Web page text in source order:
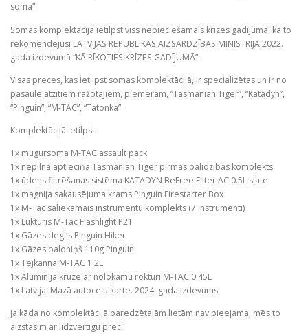
soma”.
Somas komplektācijā ietilpst viss nepieciešamais krīzes gadījumā, kā to
rekomendējusi LATVIJAS REPUBLIKAS AIZSARDZĪBAS MINISTRIJA 2022.
gada izdevumā “KĀ RĪKOTIES KRĪZES GADĪJUMĀ”.
Visas preces, kas ietilpst somas komplektācijā, ir specializētas un ir no
pasaulē atzītiem ražotājiem, piemēram, “Tasmanian Tiger”, “Katadyn”,
“Pinguin”, “M-TAC”, “Tatonka”.
Komplektācijā ietilpst:
1x mugursoma M-TAC assault pack
1x nepilnā aptieciņa Tasmanian Tiger pirmās palīdzības komplekts
1x ūdens filtrēšanas sistēma KATADYN BeFree Filter AC 0.5L slate
1x magnija sakausējuma krams Pinguin Firestarter Box
1x M-Tac saliekamais instrumentu komplekts (7 instrumenti)
1x Lukturis M-Tac Flashlight P21
1x Gāzes deglis Pinguin Hiker
1x Gāzes baloniņš 110g Pinguin
1x Tējkanna M-TAC 1.2L
1x Alumīnija krūze ar nolokāmu rokturi M-TAC 0.45L
1x Latvija. Mazā autoceļu karte. 2024. gada izdevums.
Ja kāda no komplektācijā paredzētajām lietām nav pieejama, mēs to
aizstāsim ar līdzvērtīgu preci.